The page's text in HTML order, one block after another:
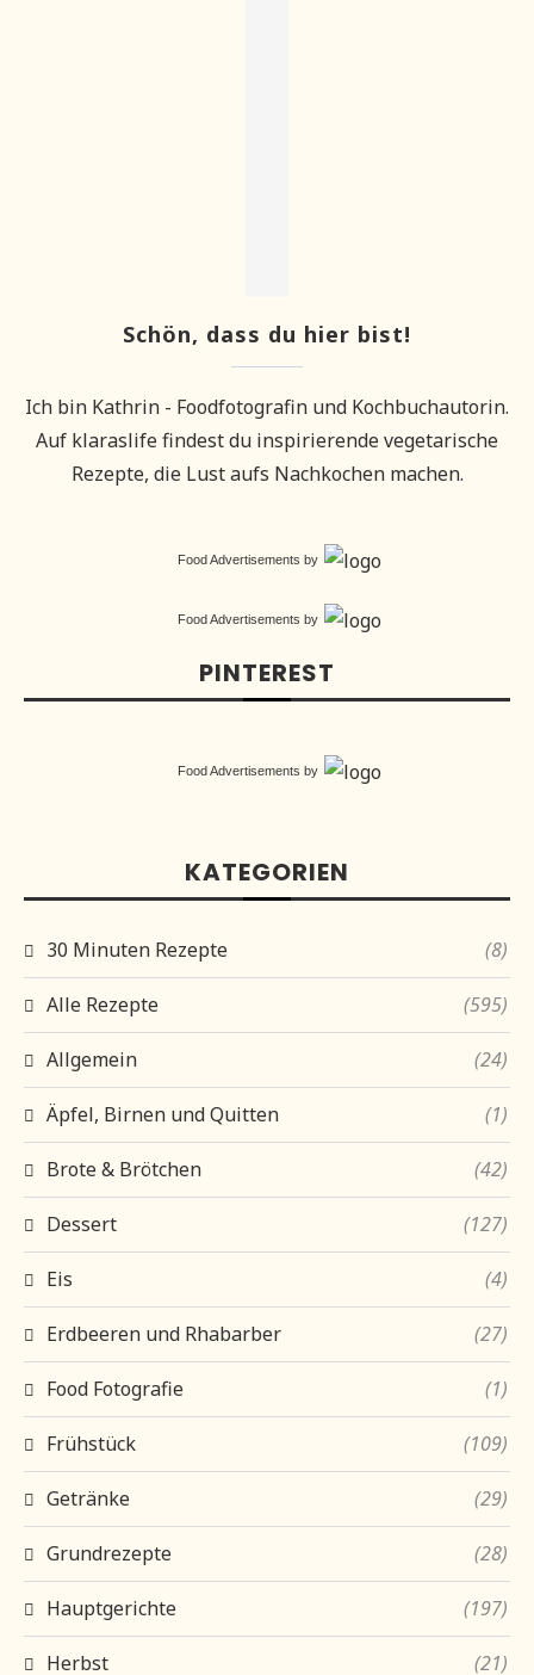
Schön, dass du hier bist!
Ich bin Kathrin - Foodfotografin und Kochbuchautorin.
Auf klaraslife findest du inspirierende vegetarische
Rezepte, die Lust aufs Nachkochen machen.
Food Advertisements by
Food Advertisements by
PINTEREST
Food Advertisements by
KATEGORIEN
30 Minuten Rezepte (8)
Alle Rezepte (595)
Allgemein (24)
Äpfel, Birnen und Quitten (1)
Brote & Brötchen (42)
Dessert (127)
Eis (4)
Erdbeeren und Rhabarber (27)
Food Fotografie (1)
Frühstück (109)
Getränke (29)
Grundrezepte (28)
Hauptgerichte (197)
Herbst (21)